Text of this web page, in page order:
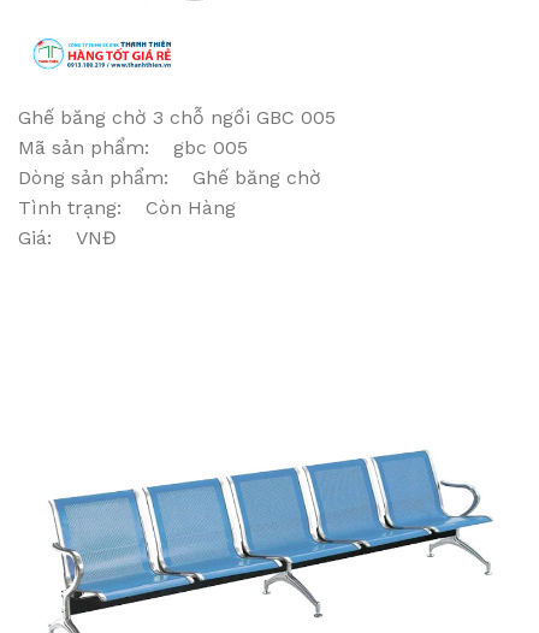
Ghế băng chờ 3 chỗ ngồi GBC 005
Mã sản phẩm: gbc 005
Dòng sản phẩm: Ghế băng chờ
Tình trạng: Còn Hàng
Giá: VNĐ